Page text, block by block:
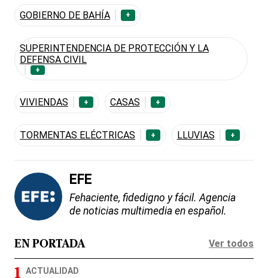
GOBIERNO DE BAHÍA +
SUPERINTENDENCIA DE PROTECCIÓN Y LA
DEFENSA CIVIL
+
VIVIENDAS + CASAS +
TORMENTAS ELÉCTRICAS + LLUVIAS +
EFE
Fehaciente, fidedigno y fácil. Agencia
de noticias multimedia en español.
EN PORTADA Ver todos
ACTUALIDAD